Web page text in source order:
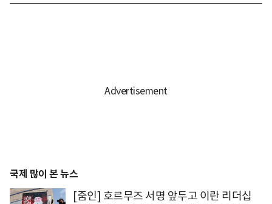
국제 많이 본 뉴스
[줌인] 호르무즈 서명 앞두고 이란 리더십